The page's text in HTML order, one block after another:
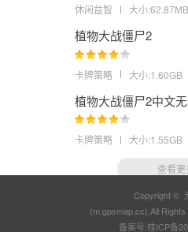
休闲益智 大小:62.87MB
植物大战僵尸2
卡牌策略 大小:1.60GB
植物大战僵尸2中文
卡牌策略 大小:1.55GB
查看更
Copyright ©
(m.gpsmap.cc).All
备案号:桂ICP备